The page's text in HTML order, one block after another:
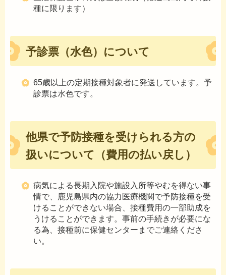
種に限ります）
予診票（水色）について
65歳以上の定期接種対象者に発送しています。予
診票は水色です。
他県で予防接種を受けられる方の
扱いについて（費用の払い戻し）
病気による長期入院や施設入所等やむを得ない事
情で、鹿児島県内の協力医療機関で予防接種を受
けることができない場合、接種費用の一部助成を
うけることができます。事前の手続きが必要にな
る為、接種前に保健センターまでご連絡くださ
い。